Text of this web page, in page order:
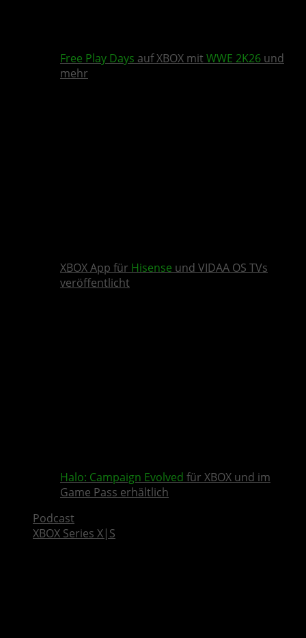
Free Play Days auf XBOX mit WWE 2K26 und
mehr
XBOX App für Hisense und VIDAA OS TVs
veröffentlicht
Halo: Campaign Evolved für XBOX und im
Game Pass erhältlich
Podcast
XBOX Series X|S